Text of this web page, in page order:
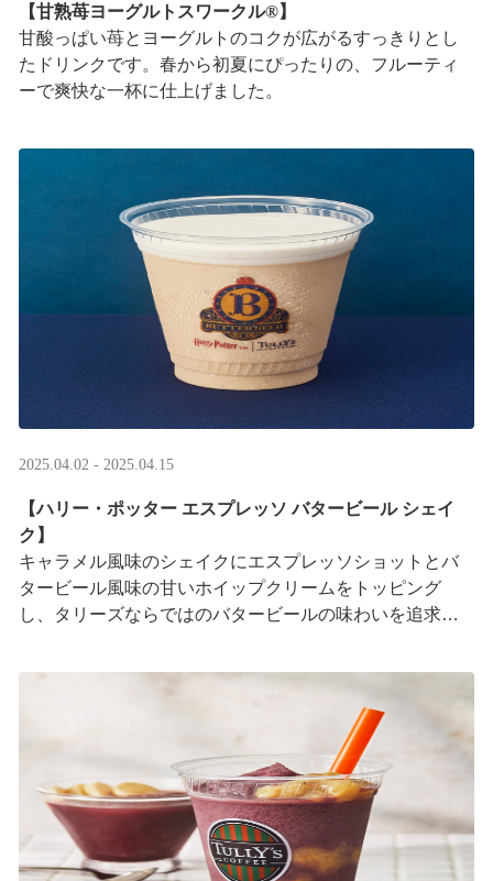
【甘熟苺ヨーグルトスワークル®】
甘酸っぱい苺とヨーグルトのコクが広がるすっきりとし
たドリンクです。春から初夏にぴったりの、フルーティ
ーで爽快な一杯に仕上げました。
2025.04.02 - 2025.04.15
【ハリー・ポッター エスプレッソ バタービール シェイ
ク】
キャラメル風味のシェイクにエスプレッソショットとバ
タービール風味の甘いホイップクリームをトッピング
し、タリーズならではのバタービールの味わいを追求し